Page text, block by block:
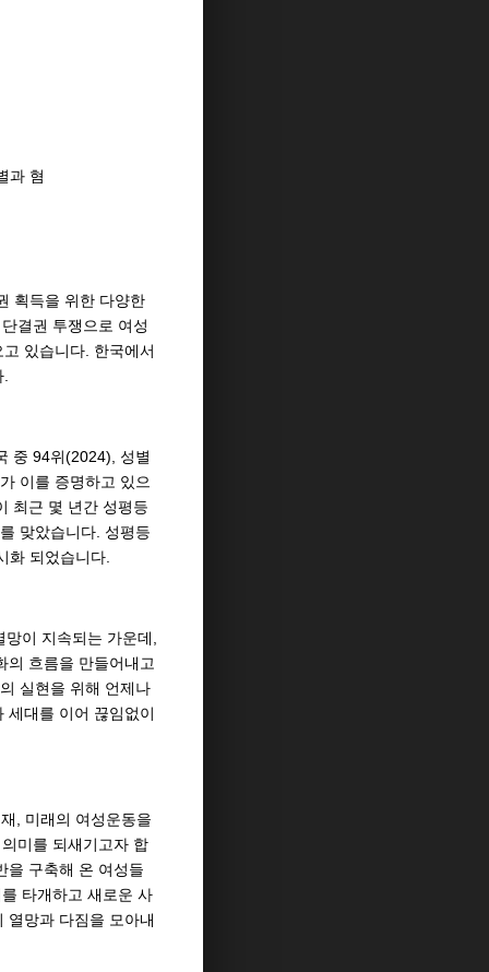
과 혐
획득을 위한 다양한
결권 투쟁으로 여성
있습니다. 한국에서
중 94위(2024), 성별
이를 증명하고 있으
최근 몇 년간 성평등
맞았습니다. 성평등
화 되었습니다.
이 지속되는 가운데,
의 흐름을 만들어내고
실현을 위해 언제나
세대를 이어 끊임없이
, 미래의 여성운동을
미를 되새기고자 합
을 구축해 온 여성들
타개하고 새로운 사
열망과 다짐을 모아내